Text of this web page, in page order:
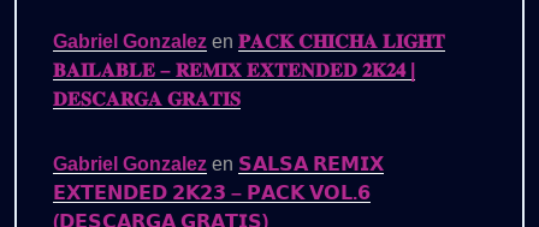
Gabriel Gonzalez en 𝐏𝐀𝐂𝐊 𝐂𝐇𝐈𝐂𝐇𝐀 𝐋𝐈𝐆𝐇𝐓
𝐁𝐀𝐈𝐋𝐀𝐁𝐋𝐄 – 𝐑𝐄𝐌𝐈𝐗 𝐄𝐗𝐓𝐄𝐍𝐃𝐄𝐃 𝟐𝐊𝟐𝟒 |
𝐃𝐄𝐒𝐂𝐀𝐑𝐆𝐀 𝐆𝐑𝐀𝐓𝐈𝐒
Gabriel Gonzalez en 𝗦𝗔𝗟𝗦𝗔 𝗥𝗘𝗠𝗜𝗫
𝗘𝗫𝗧𝗘𝗡𝗗𝗘𝗗 𝟮𝗞𝟮𝟯 – 𝗣𝗔𝗖𝗞 𝗩𝗢𝗟.𝟲
(𝗗𝗘𝗦𝗖𝗔𝗥𝗚𝗔 𝗚𝗥𝗔𝗧𝗜𝗦)